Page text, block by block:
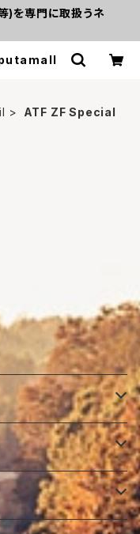
)を専門に取扱うネ
ATF ZF Special